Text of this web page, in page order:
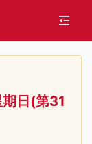
日(第31